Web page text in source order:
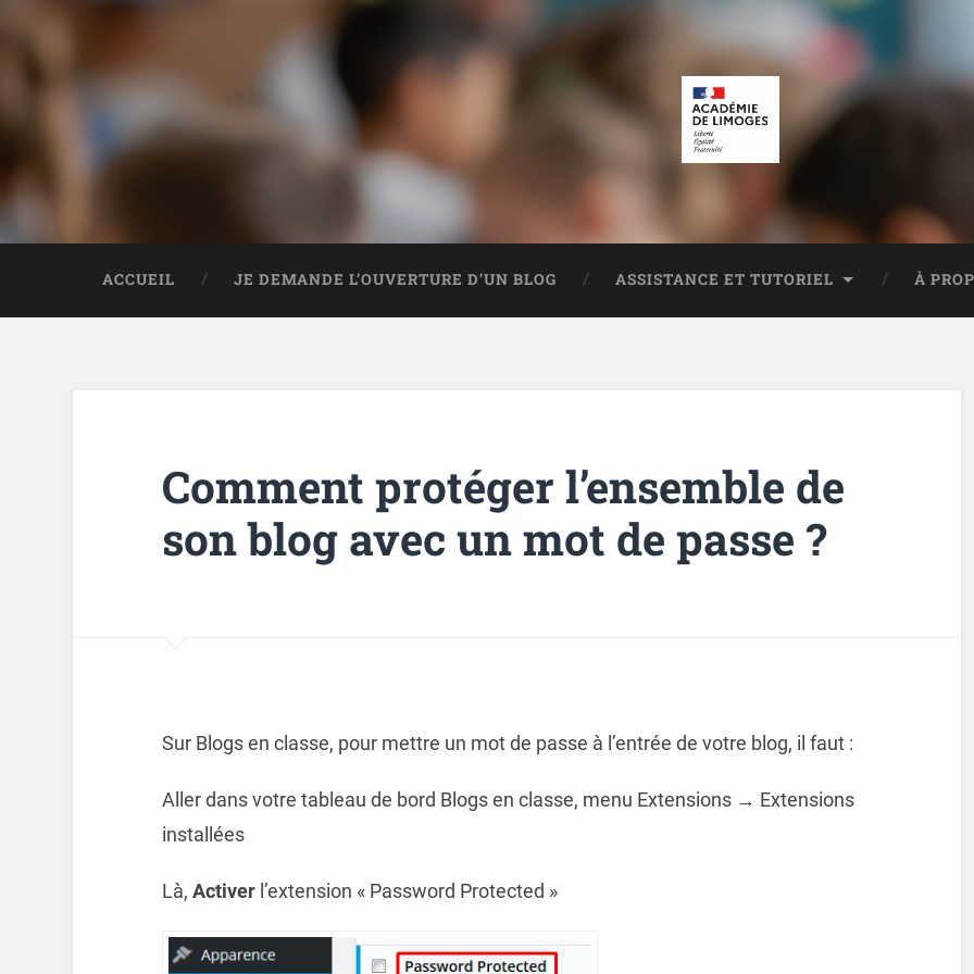
ACCUEIL JE DEMANDE L’OUVERTURE D’UN BLOG ASSISTANCE ET TUTORIEL À
Comment protéger l’ensemble de
son blog avec un mot de passe ?
Sur Blogs en classe, pour mettre un mot de passe à l’entrée de votre blog, il faut :
Aller dans votre tableau de bord Blogs en classe, menu Extensions → Extensions
installées
Là, Activerl’extension « Password Protected »